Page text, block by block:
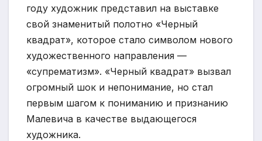
году художник представил на выставке
свой знаменитый полотно «Черный
квадрат», которое стало символом нового
художественного направления —
«супрематизм». «Черный квадрат» вызвал
огромный шок и непонимание, но стал
первым шагом к пониманию и признанию
Малевича в качестве выдающегося
художника.